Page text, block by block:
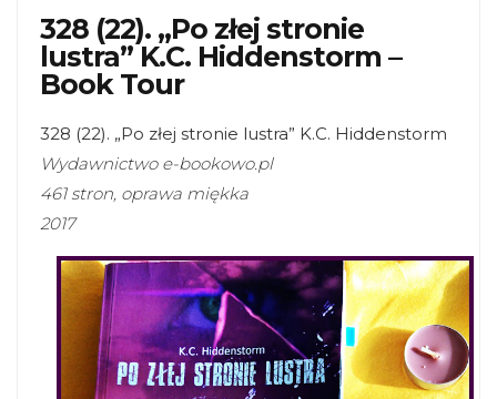
328 (22). „Po złej stronie
lustra” K.C. Hiddenstorm –
Book Tour
328 (22). „Po złej stronie lustra” K.C. Hiddenstorm
Wydawnictwo e-bookowo.pl
461 stron, oprawa miękka
2017